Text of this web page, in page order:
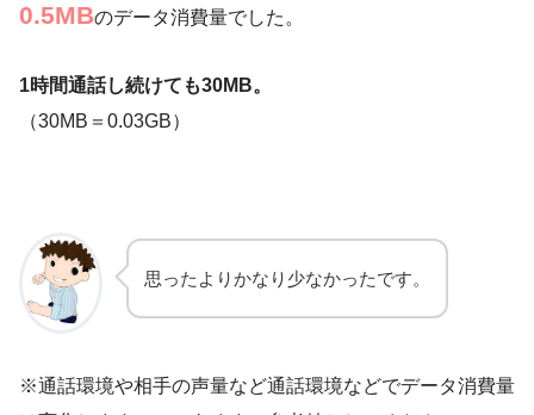
0.5MBのデータ消費量でした。
1時間通話し続けても30MB。
（30MB＝0.03GB）
思ったよりかなり少なかったです。
※通話環境や相手の声量など通話環境などでデータ消費量